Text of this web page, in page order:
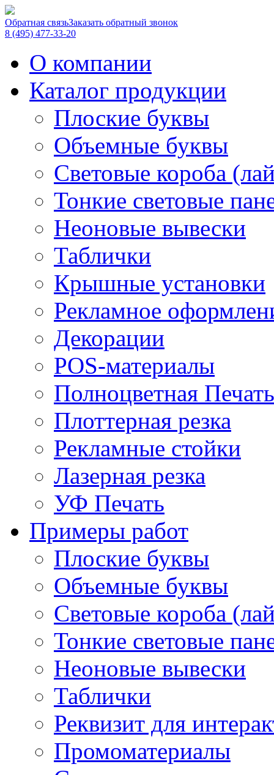
Обратная связьЗаказать обратный звонок
8 (495) 477-33-20
О компании
Каталог продукции
Плоские буквы
Объемные буквы
Световые короба
Тонкие световые
Неоновые вывески
Таблички
Крышные установки
Рекламное
Декорации
POS-материалы
Полноцветная Печать
Плоттерная резка
Рекламные стойки
Лазерная резка
УФ Печать
Примеры работ
Плоские буквы
Объемные буквы
Световые короба
Тонкие световые
Неоновые вывески
Таблички
Реквизит для
Промоматериалы